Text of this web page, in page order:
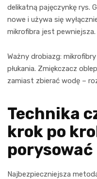
delikatną pajęczynkę rys.
nowe i używa się
mikrofibra jest pewniejsza.
Ważny drobiazg:
płukania. Zmiękczacz
zamiast zbierać wodę –
Technika
krok po
porysować
Najbezpieczniejsza